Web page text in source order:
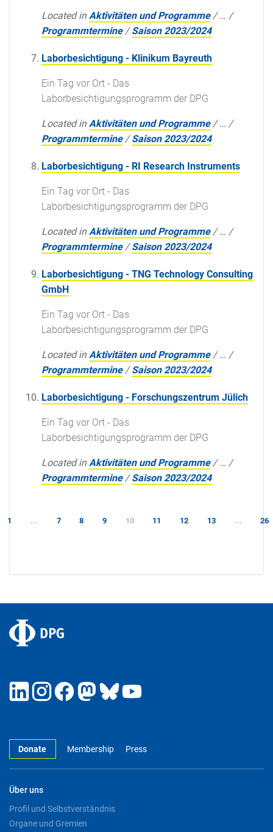
Located in Aktivitäten und Programme /… /
Programmtermine /Saison 2023/2024
Laborbesichtigung - Klinikum Bayreuth
Ein Tag vor Ort - Das
Laborbesichtigungsprogramm der DPG
Located in Aktivitäten und Programme /… /
Programmtermine /Saison 2023/2024
Laborbesichtigung - RI Research Instruments
Ein Tag vor Ort - Das
Laborbesichtigungsprogramm der DPG
Located in Aktivitäten und Programme /… /
Programmtermine /Saison 2023/2024
Laborbesichtigung - TNG Technology Consulting
GmbH
Ein Tag vor Ort - Das
Laborbesichtigungsprogramm der DPG
Located in Aktivitäten und Programme /… /
Programmtermine /Saison 2023/2024
Laborbesichtigung - Forschungszentrum Jülich
Ein Tag vor Ort - Das
Laborbesichtigungsprogramm der DPG
Located in Aktivitäten und Programme /… /
Programmtermine /Saison 2023/2024
1 ... 7 8 9 10 11 12 13 ... 26
Donate Membership Press
Über uns
Profil und Selbstverständnis
Organe und Gremien